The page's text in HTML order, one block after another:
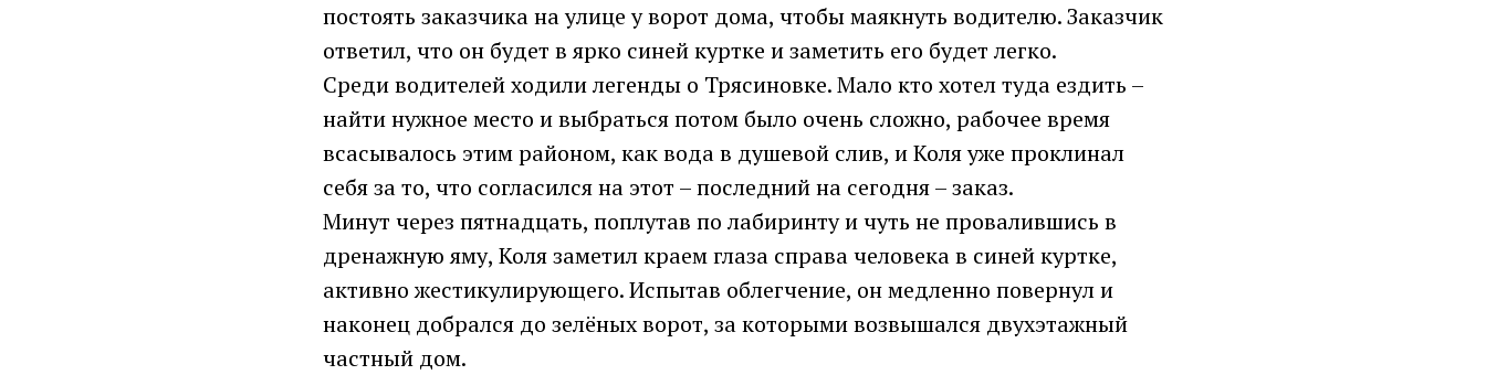
постоять заказчика на улице у ворот дома, чтобы маякнуть водителю. Заказчик
ответил, что он будет в ярко синей куртке и заметить его будет легко.
Среди водителей ходили легенды о Трясиновке. Мало кто хотел туда ездить –
найти нужное место и выбраться потом было очень сложно, рабочее время
всасывалось этим районом, как вода в душевой слив, и Коля уже проклинал
себя за то, что согласился на этот – последний на сегодня – заказ.
Минут через пятнадцать, поплутав по лабиринту и чуть не провалившись в
дренажную яму, Коля заметил краем глаза справа человека в синей куртке,
активно жестикулирующего. Испытав облегчение, он медленно повернул и
наконец добрался до зелёных ворот, за которыми возвышался двухэтажный
частный дом.